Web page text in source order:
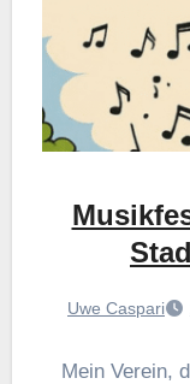
Uwe Caspari
Mein Verein,